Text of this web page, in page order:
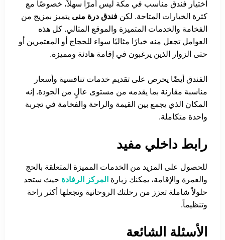
اختيار فندق مناسب في مكة ليس أمرًا سهلاً، خصوصًا مع
كثرة الخيارات المتاحة. لكن فندق درة منى يتميز بمزيج من
الفخامة والخدمات المتميزة والموقع المثالي. كل هذه
العوامل تجعل منه خيارًا مثاليًا سواء للحجاج أو المعتمرين أو
حتى الزوار الذين يرغبون في إقامة هادئة ومميزة.
الفندق أيضًا يحرص على تقديم خدمات تنافسية وأسعار
مناسبة مقارنة بما يقدمه من مستوى عالٍ من الجودة. إنه
المكان الذي يجمع بين القيمة والراحة والفخامة في تجربة
واحدة متكاملة.
رابط داخلي مفيد
للحصول على المزيد من الخدمات المميزة المتعلقة بالحج
والعمرة والإقامة، يمكنك زيارة المركز الرفادة حيث ستجد
حلولاً شاملة تعزز من رحلتك الروحانية وتجعلها أكثر راحة
وتنظيماً.
الأسئلة الشائعة